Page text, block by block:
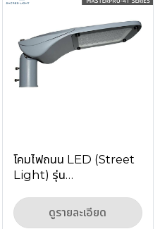
โคมไฟถนน LED (Street
Light) รุ่น
Series เลนส์กว้าง ลด
จุดบอด
ดูรายละเอียด